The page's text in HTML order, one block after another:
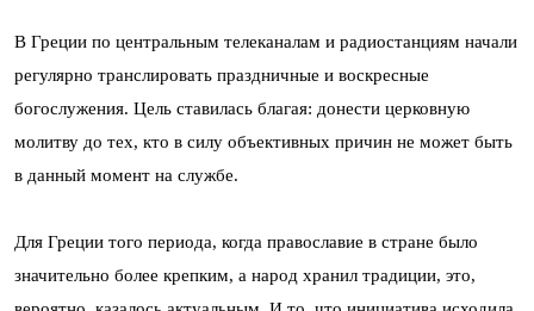
В Греции по центральным телеканалам и радиостанциям начали
регулярно транслировать праздничные и воскресные
богослужения. Цель ставилась благая: донести церковную
молитву до тех, кто в силу объективных причин не может быть
в данный момент на службе.
Для Греции того периода, когда православие в стране было
значительно более крепким, а народ хранил традиции, это,